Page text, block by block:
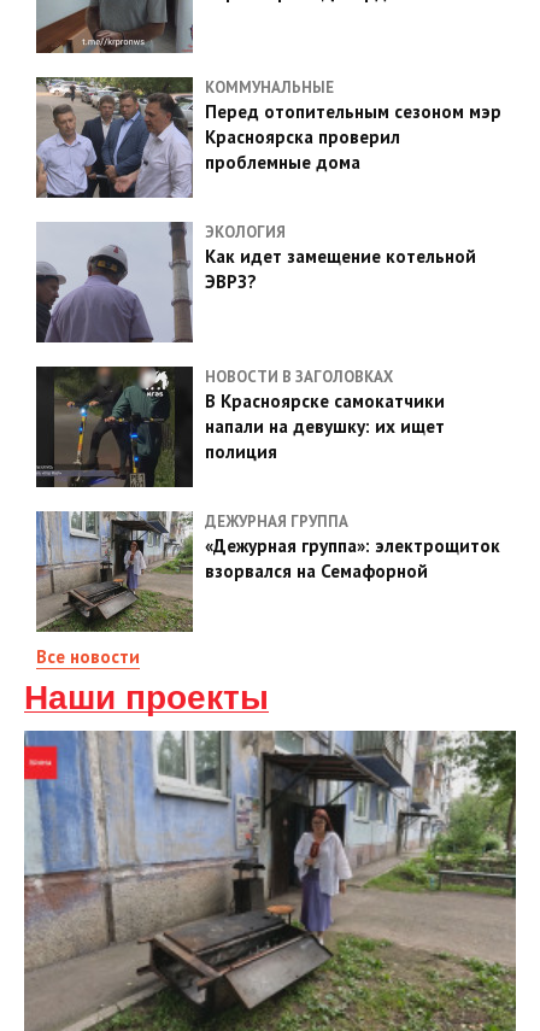
КОММУНАЛЬНЫЕ
Перед отопительным сезоном мэр
Красноярска проверил
проблемные дома
ЭКОЛОГИЯ
Как идет замещение котельной
ЭВРЗ?
НОВОСТИ В ЗАГОЛОВКАХ
В Красноярске самокатчики
напали на девушку: их ищет
полиция
ДЕЖУРНАЯ ГРУППА
«Дежурная группа»: электрощиток
взорвался на Семафорной
Все новости
Наши проекты